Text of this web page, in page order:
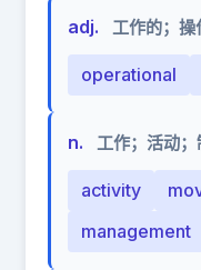
adj. 工作的；操
operational
n. 工作；活动
activity
management